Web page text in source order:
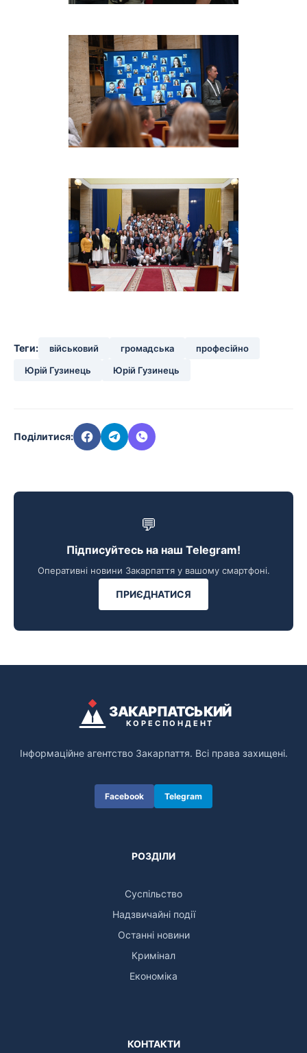
Теги: військовий громадська
професійно
Юрій Гузинець
Юрій Гузинець
Поділитися:
💬
Підписуйтесь на наш Telegram!
Оперативні новини Закарпаття у вашому смартфоні.
ПРИЄДНАТИСЯ
ЗАКАРПАТСЬКИЙ
КОРЕСПОНДЕНТ
Інформаційне агентство Закарпаття. Всі права захищені.
Facebook Telegram
РОЗДІЛИ
Суспільство
Надзвичайні події
Останні новини
Кримінал
Економіка
КОНТАКТИ